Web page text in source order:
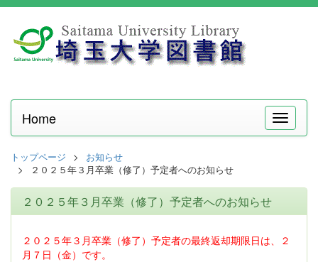
メ
ニ
Home
トップページ
お知らせ
２０２５年３月卒業（修了）予定者へのお知らせ
２０２５年３月卒業（修了）予定者へのお知らせ
２０２５年３月卒業（修了）予定者の最終返却期限日は、２
月７日（金）です。